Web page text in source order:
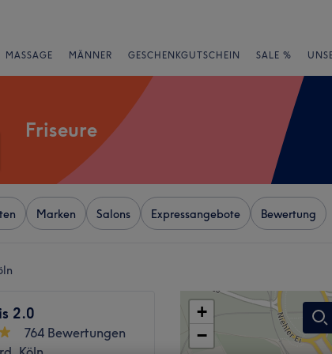
MASSAGE MÄNNER GESCHENKGUTSCHEIN SALE %
Friseure
Marken Salons Expressangebote Bewertung
2.0
764 Bewertungen
+
−